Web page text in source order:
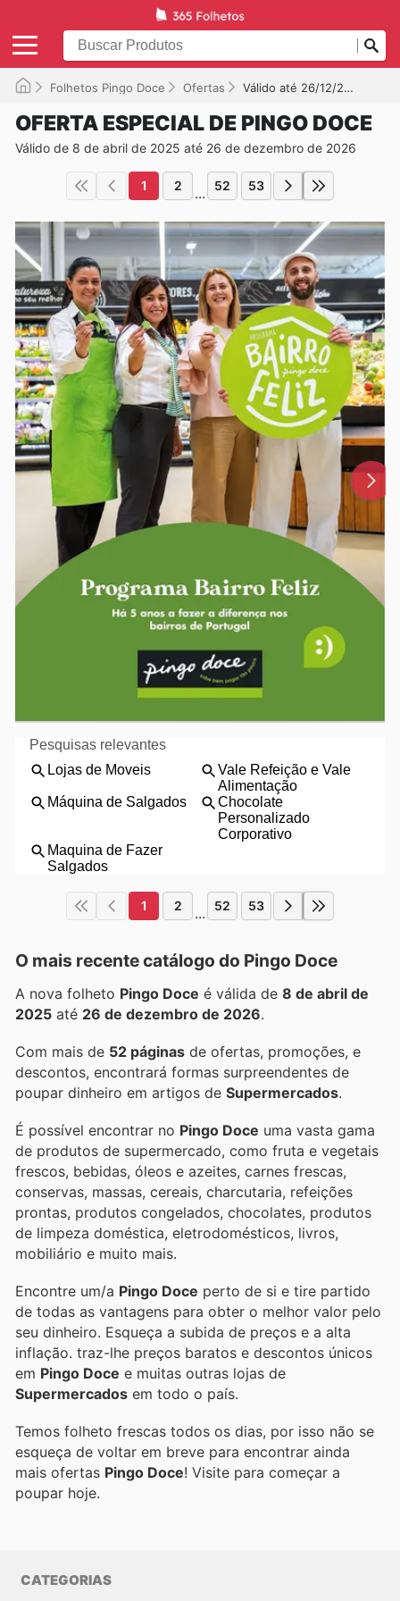
Folhetos Pingo Doce Ofertas Válido até 26/12/2026
OFERTA ESPECIAL DE PINGO DOCE
Válido de 8 de abril de 2025 até 26 de dezembro de 2026
1 2 ... 52 53
1 2 ... 52 53
O mais recente catálogo do Pingo Doce
A nova folheto Pingo Doce é válida de 8 de abril de
2025 até 26 de dezembro de 2026.
Com mais de 52 páginas de ofertas, promoções, e
descontos, encontrará formas surpreendentes de
poupar dinheiro em artigos de Supermercados.
É possível encontrar no Pingo Doce uma vasta gama
de produtos de supermercado, como fruta e vegetais
frescos, bebidas, óleos e azeites, carnes frescas,
conservas, massas, cereais, charcutaria, refeições
prontas, produtos congelados, chocolates, produtos
de limpeza doméstica, eletrodomésticos, livros,
mobiliário e muito mais.
Encontre um/a Pingo Doce perto de si e tire partido
de todas as vantagens para obter o melhor valor pelo
seu dinheiro. Esqueça a subida de preços e a alta
inflação. traz-lhe preços baratos e descontos únicos
em Pingo Doce e muitas outras lojas de
Supermercados em todo o país.
Temos folheto frescas todos os dias, por isso não se
esqueça de voltar em breve para encontrar ainda
mais ofertas Pingo Doce ! Visite para começar a
poupar hoje.
CATEGORIAS